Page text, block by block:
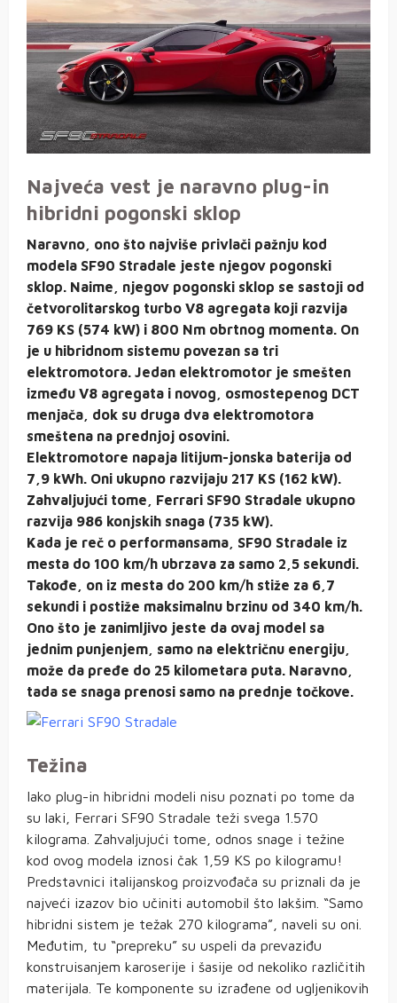
Najveća vest je naravno plug-in
hibridni pogonski sklop
Naravno, ono što najviše privlači pažnju kod
modela SF90 Stradale jeste njegov pogonski
sklop. Naime, njegov pogonski sklop se sastoji od
četvorolitarskog turbo V8 agregata koji razvija
769 KS (574 kW) i 800 Nm obrtnog momenta. On
je u hibridnom sistemu povezan sa tri
elektromotora. Jedan elektromotor je smešten
između V8 agregata i novog, osmostepenog DCT
menjača, dok su druga dva elektromotora
smeštena na prednjoj osovini.
Elektromotore napaja litijum-jonska baterija od
7,9 kWh. Oni ukupno razvijaju 217 KS (162 kW).
Zahvaljujući tome, Ferrari SF90 Stradale ukupno
razvija 986 konjskih snaga (735 kW).
Kada je reč o performansama, SF90 Stradale iz
mesta do 100 km/h ubrzava za samo 2,5 sekundi.
Takođe, on iz mesta do 200 km/h stiže za 6,7
sekundi i postiže maksimalnu brzinu od 340 km/h.
Ono što je zanimljivo jeste da ovaj model sa
jednim punjenjem, samo na električnu energiju,
može da pređe do 25 kilometara puta. Naravno,
tada se snaga prenosi samo na prednje točkove.
Težina
Iako plug-in hibridni modeli nisu poznati po tome da
su laki, Ferrari SF90 Stradale teži svega 1.570
kilograma. Zahvaljujući tome, odnos snage i težine
kod ovog modela iznosi čak 1,59 KS po kilogramu!
Predstavnici italijanskog proizvođača su priznali da je
najveći izazov bio učiniti automobil što lakšim. “Samo
hibridni sistem je težak 270 kilograma”, naveli su oni.
Međutim, tu “prepreku” su uspeli da prevaziđu
konstruisanjem karoserije i šasije od nekoliko različitih
materijala. Te komponente su izrađene od ugljenikovih